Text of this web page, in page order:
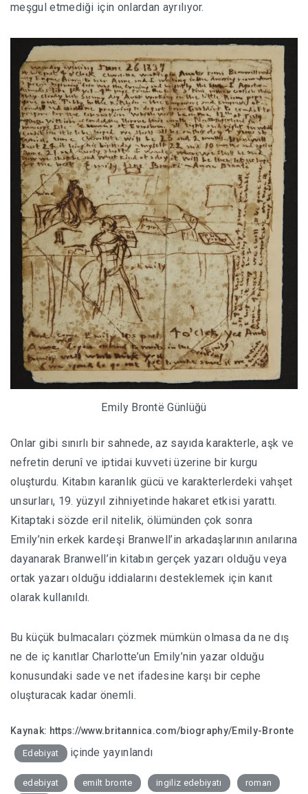
meşgul etmediği için onlardan ayrılıyor.
Emily Brontë Günlüğü
Onlar gibi sınırlı bir sahnede, az sayıda karakterle, aşk ve
nefretin derunî ve iptidai kuvveti üzerine bir kurgu
oluşturdu. Kitabın karanlık gücü ve karakterlerdeki vahşet
unsurları, 19. yüzyıl zihniyetinde hakaret etkisi yarattı.
Kitaptaki sözde eril nitelik, ölümünden çok sonra
Emily’nin erkek kardeşi Branwell’in arkadaşlarının anılarına
dayanarak Branwell’in kitabın gerçek yazarı olduğu veya
ortak yazarı olduğu iddialarını desteklemek için kanıt
olarak kullanıldı.
Bu küçük bulmacaları çözmek mümkün olmasa da ne dış
ne de iç kanıtlar Charlotte’un Emily’nin yazar olduğu
konusundaki sade ve net ifadesine karşı bir cephe
oluşturacak kadar önemli.
Kaynak: https://www.britannica.com/biography/Emily-Bronte
Edebiyat içinde yayınlandı
edebiyat emilt bronte ingiliz edebiyatı roman